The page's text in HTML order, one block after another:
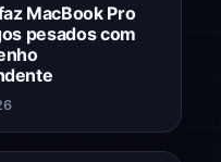
MacBook Pro
pesados com